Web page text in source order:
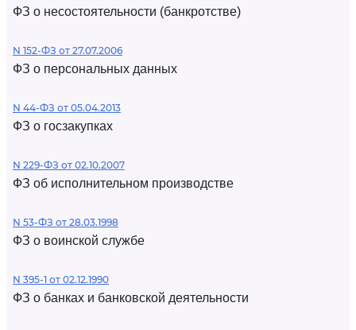
ФЗ о несостоятельности (банкротстве)
N 152-ФЗ от 27.07.2006
ФЗ о персональных данных
N 44-ФЗ от 05.04.2013
ФЗ о госзакупках
N 229-ФЗ от 02.10.2007
ФЗ об исполнительном производстве
N 53-ФЗ от 28.03.1998
ФЗ о воинской службе
N 395-1 от 02.12.1990
ФЗ о банках и банковской деятельности